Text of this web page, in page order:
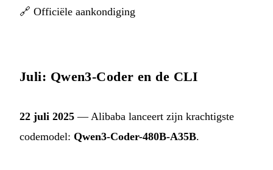
🔗 Officiële aankondiging
Juli: Qwen3-Coder en de CLI
22 juli 2025 — Alibaba lanceert zijn krachtigste
codemodel: Qwen3-Coder-480B-A35B.